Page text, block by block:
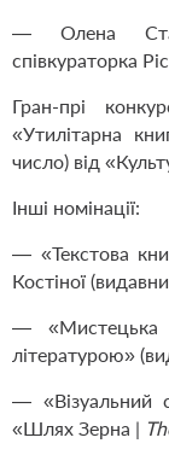
— Олена
співкураторка
Гран-прі
«Утилітарна
число) від
Інші номінації:
— «Текстова
Костіної
— «Мистецька
літературою»
— «Візуальний
«Шлях Зерна |